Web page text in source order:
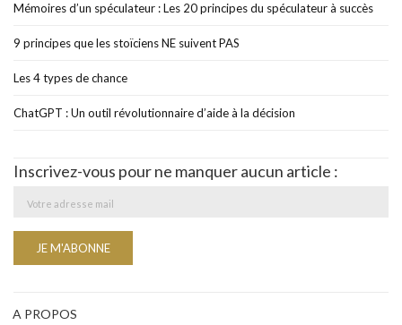
Mémoires d’un spéculateur : Les 20 principes du spéculateur à succès
9 principes que les stoïciens NE suivent PAS
Les 4 types de chance
ChatGPT : Un outil révolutionnaire d’aide à la décision
Inscrivez-vous pour ne manquer aucun article :
A PROPOS